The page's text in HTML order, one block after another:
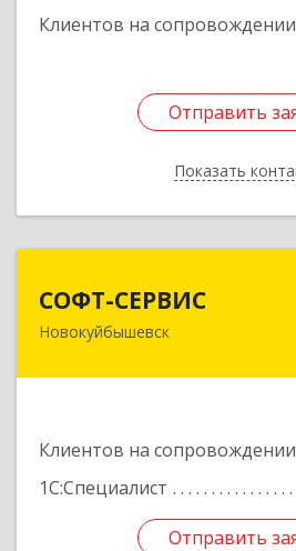
Клиентов на сопровождении
Отправить
Показать
Отправить
Назад
СОФТ-СЕРВИС
Новокуйбышевск
Клиентов на сопровождении
1С:Специалист
Отправить
446206, Самарская обл,
Отправить